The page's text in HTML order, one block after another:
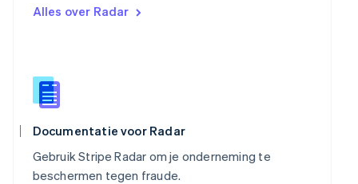
Alles over Radar
Documentatie voor Radar
Gebruik Stripe Radar om je onderneming te
beschermen tegen fraude.
EnglishItaliano
Español
Thailand
ไทย
Tsjechië
Vasteland van China
简体中文English